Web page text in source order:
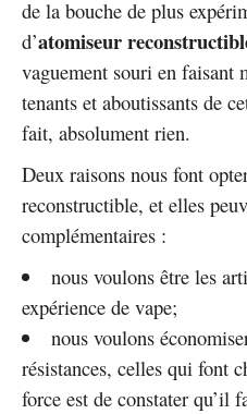
de la bouche de plus
d’atomiseur
vaguement souri en faisant
tenants et aboutissants de
fait, absolument rien.
Deux raisons nous font
reconstructible, et elles
complémentaires :
nous voulons être les
expérience de vape;
nous voulons
résistances, celles qui font
force est de constater qu’il